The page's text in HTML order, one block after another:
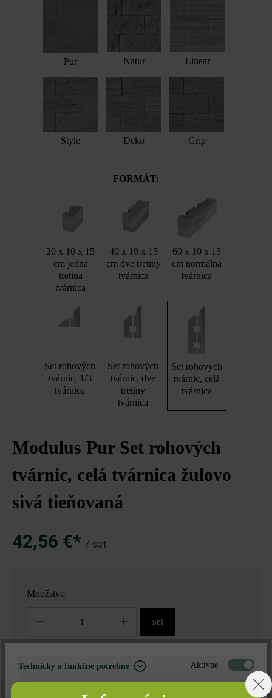
Pur Natur Linear
Style Deko Grip
FORMÁT:
20 x 10 x 15
cm jedna
tretina
tvárnica
40 x 10 x 15
cm dve tretiny
tvárnica
60 x 10 x 15
cm normálna
tvárnica
Set rohových
tvárnic, 1/3
tvárnica
Set rohových
tvárnic, dve
tretiny
tvárnica
Set rohových
tvárnic, celá
tvárnica
Modulus Pur Set rohových
tvárnic, celá tvárnica žulovo
sivá tieňovaná
42,56 €* / set
Množstvo
set
Technicky a funkčne potrebné Aktívne